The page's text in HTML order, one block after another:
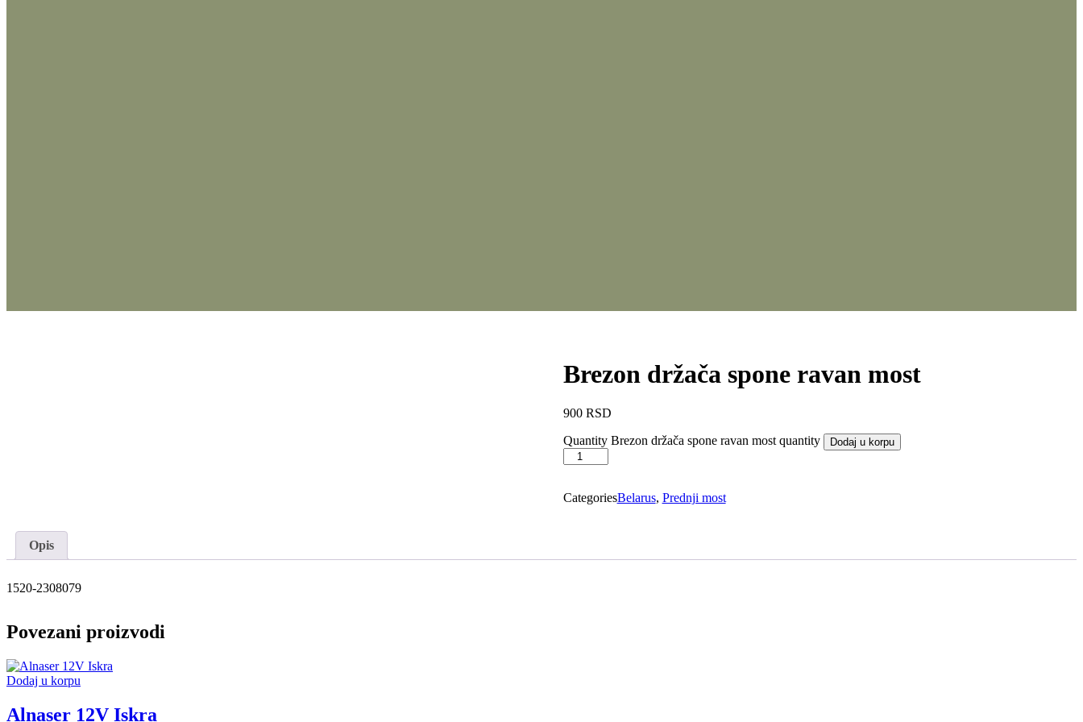
Brezon držača spone ravan most
900 RSD
Quantity Brezon držača spone ravan most quantity Dodaj u korpu
CategoriesBelarus, Prednji most
Opis
1520-2308079
Povezani proizvodi
Dodaj u korpu
Alnaser 12V Iskra